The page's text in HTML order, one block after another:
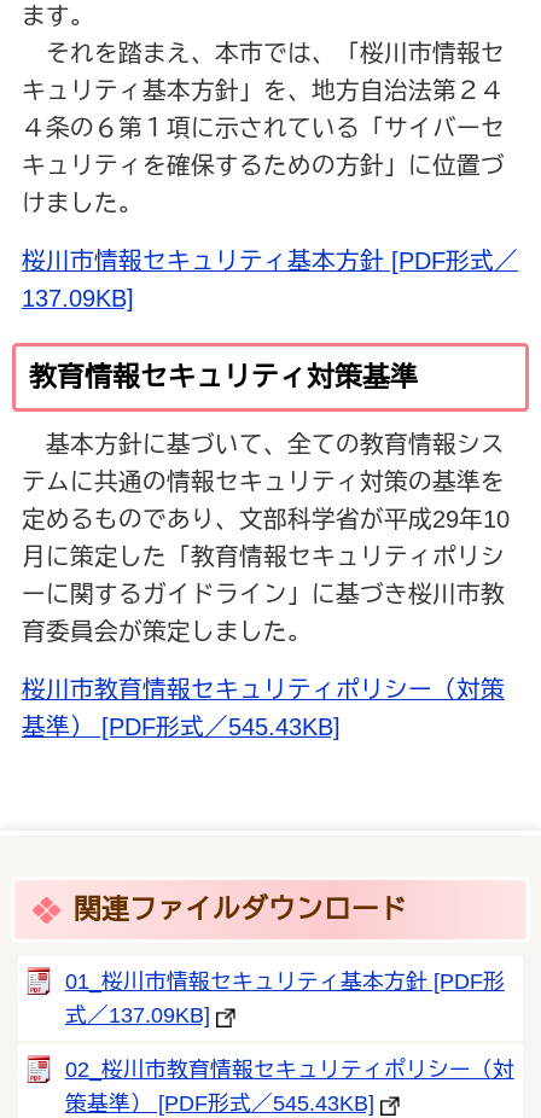
ます。
それを踏まえ、本市では、「桜川市情報セ
キュリティ基本方針」を、地方自治法第２４
４条の６第１項に示されている「サイバーセ
キュリティを確保するための方針」に位置づ
けました。
桜川市情報セキュリティ基本方針 [PDF形式／
137.09KB]
教育情報セキュリティ対策基準
基本方針に基づいて、全ての教育情報シス
テムに共通の情報セキュリティ対策の基準を
定めるものであり、文部科学省が平成29年10
月に策定した「教育情報セキュリティポリシ
ーに関するガイドライン」に基づき桜川市教
育委員会が策定しました。
桜川市教育情報セキュリティポリシー（対策
基準） [PDF形式／545.43KB]
関連ファイルダウンロード
01_桜川市情報セキュリティ基本方針 [PDF形
式／137.09KB]
02_桜川市教育情報セキュリティポリシー（対
策基準） [PDF形式／545.43KB]